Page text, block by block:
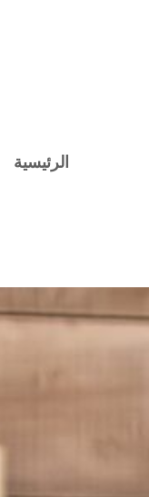
الرئيسية